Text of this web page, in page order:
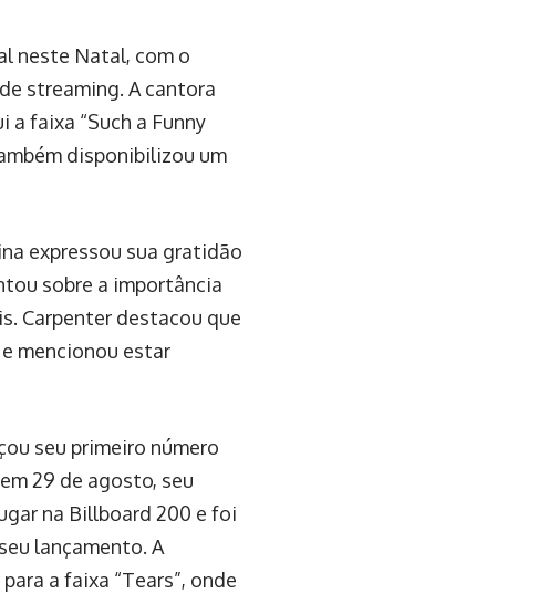
neste Natal, com o
streaming. A cantora
a faixa “Such a Funny
disponibilizou um
expressou sua gratidão
sobre a importância
Carpenter destacou que
mencionou estar
seu primeiro número
29 de agosto, seu
na Billboard 200 e foi
lançamento. A
a faixa “Tears”, onde